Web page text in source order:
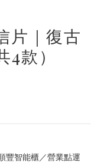
片｜復古
款）
豐智能櫃／營業點運